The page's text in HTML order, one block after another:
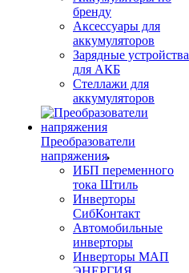
бренду
Аксессуары для
аккумуляторов
Зарядные устройства
для АКБ
Стеллажи для
аккумуляторов
Преобразователи
напряжения
ИБП переменного
тока Штиль
Инверторы
СибКонтакт
Автомобильные
инверторы
Инверторы МАП